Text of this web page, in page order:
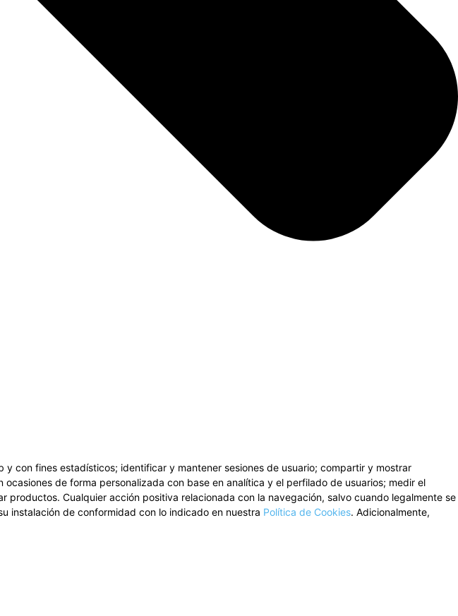
con fines estadísticos; identificar y mantener sesiones de usuario; compartir y mostrar
de forma personalizada con base en analítica y el perfilado de usuarios; medir el
Cualquier acción positiva relacionada con la navegación, salvo cuando legalmente se
instalación de conformidad con lo indicado en nuestra Política de Cookies. Adicionalmente,